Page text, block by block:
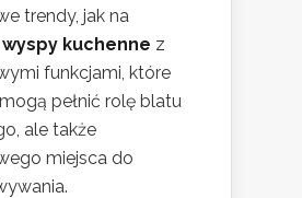
trendy, jak na
wyspy kuchenne z
funkcjami, które
pełnić rolę blatu
ale także
miejsca do